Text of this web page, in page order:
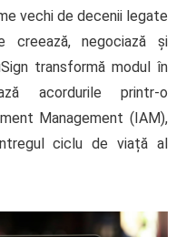
vechi de decenii legate
creează, negociază și
transformă modul în
acordurile printr-o
Management (IAM),
ciclu de viață al